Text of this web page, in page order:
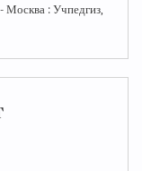
Москва : Учпедгиз,